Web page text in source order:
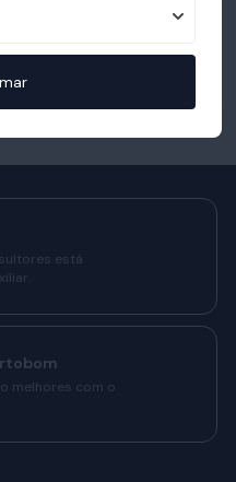
está
melhores com o